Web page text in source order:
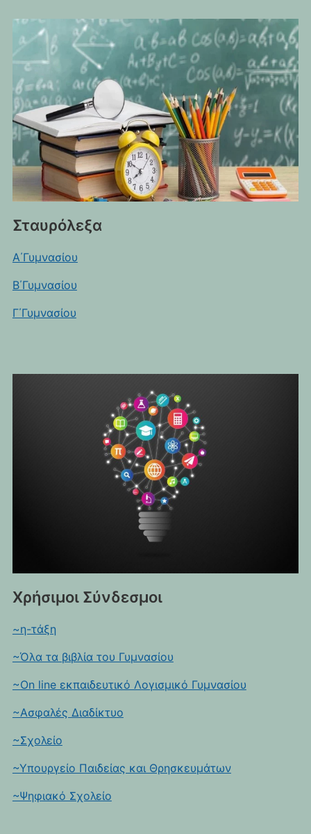
Σταυρόλεξα
Α΄Γυμνασίου
Β΄Γυμνασίου
Γ΄Γυμνασίου
Χρήσιμοι Σύνδεσμοι
~η-τάξη
~Όλα τα βιβλία του Γυμνασίου
~On line εκπαιδευτικό Λογισμικό Γυμνασίου
~Ασφαλές Διαδίκτυο
~Σχολείο
~Υπουργείο Παιδείας και Θρησκευμάτων
~Ψηφιακό Σχολείο